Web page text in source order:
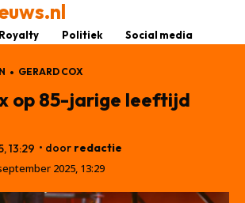
Royalty Politiek Social media
GERARD COX
op 85-jarige leeftijd
13:29 • door redactie
2025, 13:29